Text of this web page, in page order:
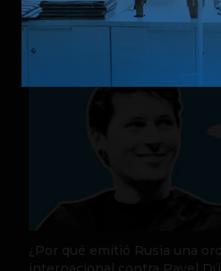
31 de julio de 2026
¿Por qué emitió Rusia una